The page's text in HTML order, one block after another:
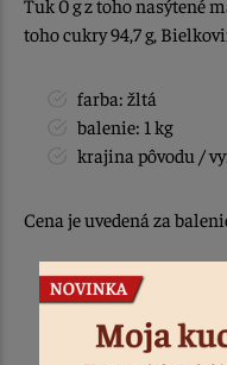
Tuk 0 g z toho nasýtené
toho cukry 94,7 g,
farba: žltá
balenie: 1 kg
krajina pôvodu /
Cena je uvedená za